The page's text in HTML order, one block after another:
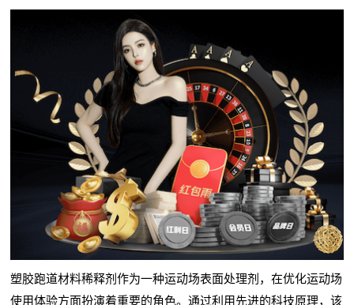
塑胶跑道材料稀释剂作为一种运动场表面处理剂，在优化运动场
使用体验方面扮演着重要的角色。通过利用先进的科技原理，该